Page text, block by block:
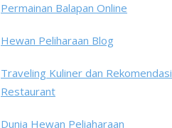
Permainan Balapan Online
Hewan Peliharaan Blog
Traveling Kuliner dan Rekomendasi
Restaurant
Dunia Hewan Peliaharaan